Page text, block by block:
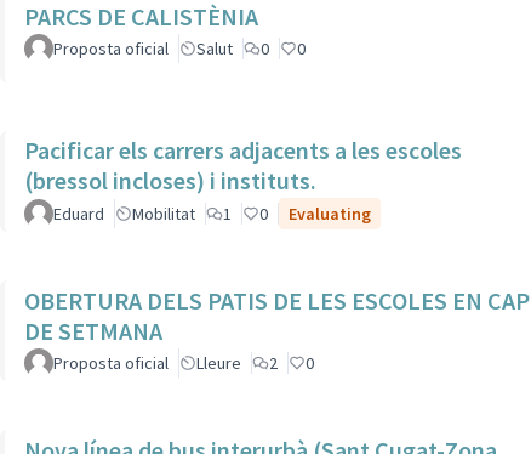
PARCS DE CALISTÈNIA
Proposta oficial Salut 0 0
Pacificar els carrers adjacents a les escoles
(bressol incloses) i instituts.
Eduard Mobilitat 1 0 Evaluating
OBERTURA DELS PATIS DE LES ESCOLES EN CAP
DE SETMANA
Proposta oficial Lleure 2 0